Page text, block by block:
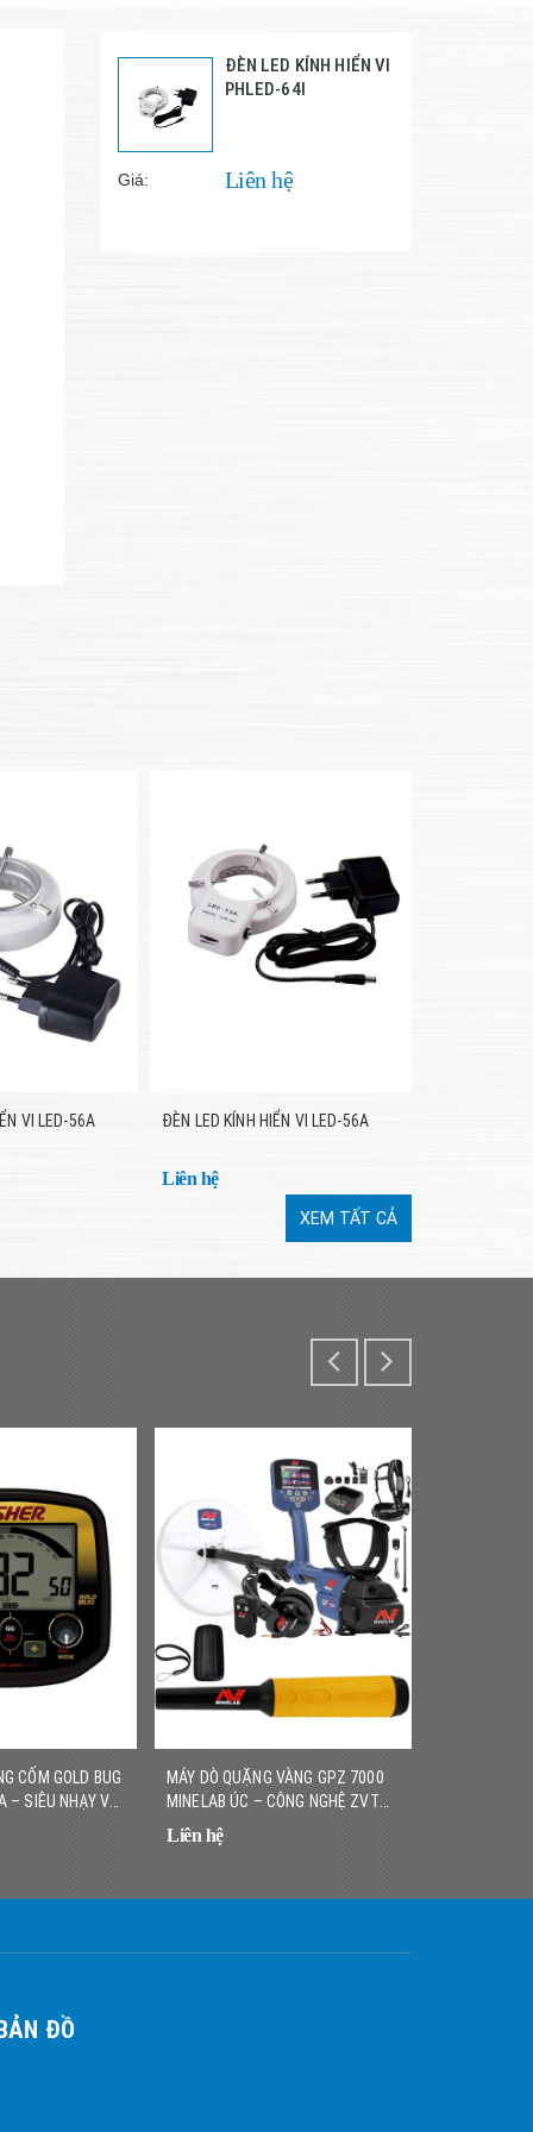
ĐÈN LED KÍNH HIỂN VI
PHLED-64I
Giá: Liên hệ
VI LED-56A ĐÈN LED KÍNH HIỂN VI LED-56A
Liên hệ
XEM TẤT CẢ
CỐM GOLD BUG
– SIÊU NHẠY VỚI
MÁY DÒ QUẶNG VÀNG GPZ 7000
MINELAB ÚC – CÔNG NGHỆ ZVT
HIỆN ĐẠI, ĐỘ SÂU VƯỢT TRỘI
Liên hệ
ĐỒ